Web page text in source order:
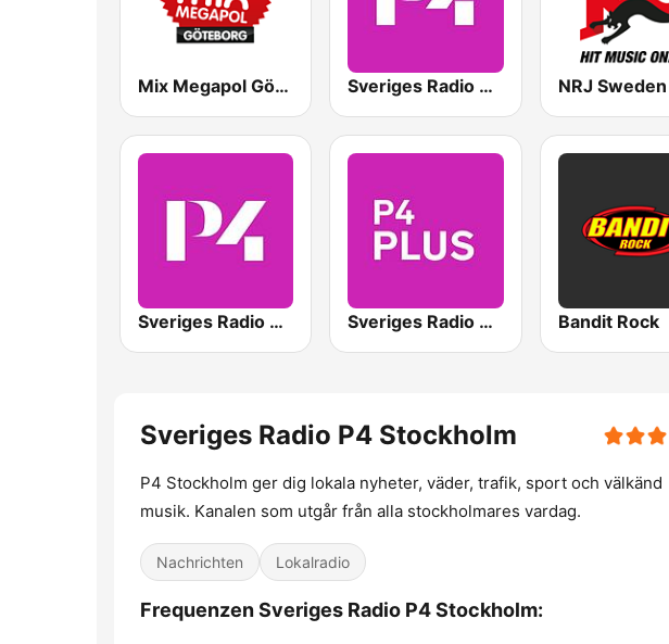
Mix Megapol Göteborg Sveriges Radio P4 Göteborg NRJ Sweden
Sveriges Radio P4 Malmöhus Sveriges Radio P4 Plus Bandit Rock
Sveriges Radio P4 Stockholm
P4 Stockholm ger dig lokala nyheter, väder, trafik, sport och välkänd
musik. Kanalen som utgår från alla stockholmares vardag.
Nachrichten Lokalradio
Frequenzen Sveriges Radio P4 Stockholm: